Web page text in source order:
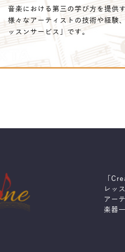
音楽における第三の学び方を提供
様々なアーティストの技術や経験
ッスンサービス」です。
「
レッ
アー
楽器